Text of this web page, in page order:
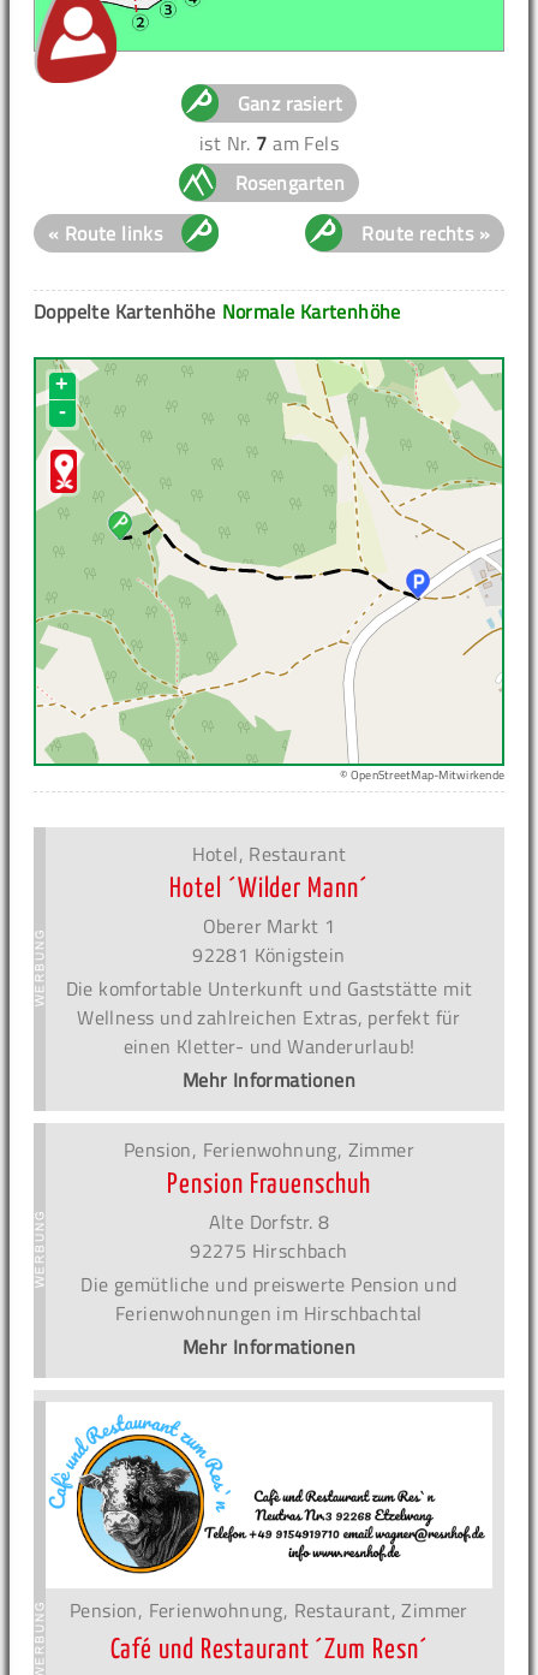
Ganz rasiert
ist Nr. 7 am Fels
Rosengarten
« Route links
Route rechts »
Normale Kartenhöhe
Doppelte Kartenhöhe
+
-
© OpenStreetMap-Mitwirkende
Hotel, Restaurant
Hotel ´Wilder Mann´
Oberer Markt 1
92281 Königstein
Die komfortable Unterkunft und Gaststätte mit
Wellness und zahlreichen Extras, perfekt für
einen Kletter- und Wanderurlaub!
Mehr Informationen
Pension, Ferienwohnung, Zimmer
Pension Frauenschuh
Alte Dorfstr. 8
92275 Hirschbach
Die gemütliche und preiswerte Pension und
Ferienwohnungen im Hirschbachtal
Mehr Informationen
Pension, Ferienwohnung, Restaurant, Zimmer
Café und Restaurant ´Zum Resn´